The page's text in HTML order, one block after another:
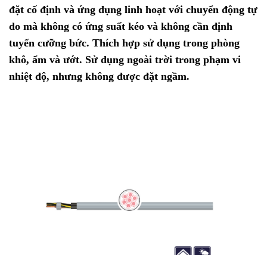
đặt cố định và ứng dụng linh hoạt với chuyển động tự
do mà không có ứng suất kéo và không cần định
tuyến cưỡng bức. Thích hợp sử dụng trong phòng
khô, ẩm và ướt. Sử dụng ngoài trời trong phạm vi
nhiệt độ, nhưng không được đặt ngầm.